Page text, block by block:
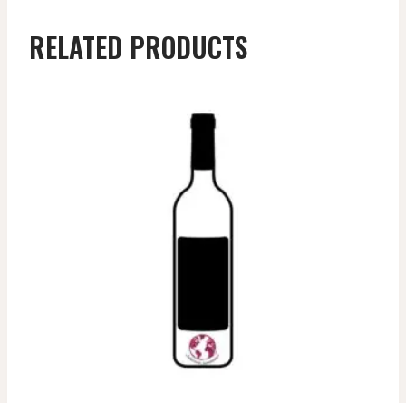
RELATED PRODUCTS